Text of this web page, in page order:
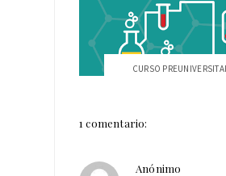
CURSO
1 comentario:
Anónimo